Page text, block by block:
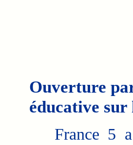
Ouverture
éducative sur
France 5 a